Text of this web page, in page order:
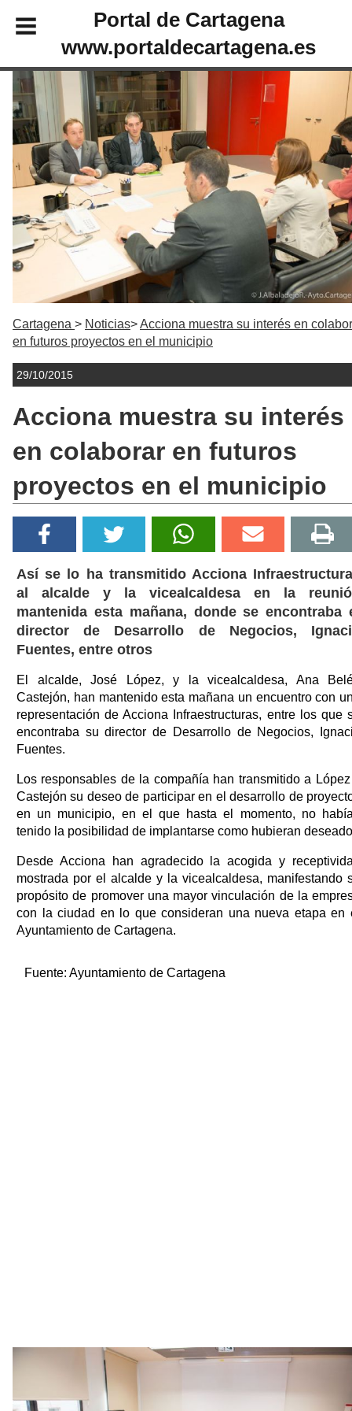
Portal de Cartagena
www.portaldecartagena.es
Cartagena Noticias
Acciona muestra su interés en
en futuros proyectos en el municipio
29/10/2015
Acciona muestra su interés
en colaborar en futuros
proyectos en el municipio
Así se lo ha transmitido Acciona
al alcalde y la vicealcaldesa en la
mantenida esta mañana, donde se encontraba
director de Desarrollo de Negocios,
Fuentes, entre otros
El alcalde, José López, y la vicealcaldesa, Ana
Castejón, han mantenido esta mañana un encuentro con
representación de Acciona Infraestructuras, entre los que
encontraba su director de Desarrollo de Negocios,
Fuentes.
Los responsables de la compañía han transmitido a
Castejón su deseo de participar en el desarrollo de
en un municipio, en el que hasta el momento, no
tenido la posibilidad de implantarse como hubieran
Desde Acciona han agradecido la acogida y
mostrada por el alcalde y la vicealcaldesa, manifestando
propósito de promover una mayor vinculación de la
con la ciudad en lo que consideran una nueva etapa en
Ayuntamiento de Cartagena.
Fuente: Ayuntamiento de Cartagena